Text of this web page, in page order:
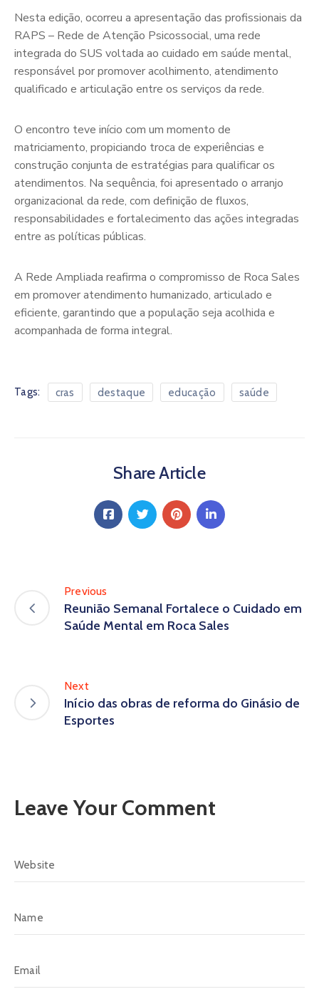
Nesta edição, ocorreu a apresentação das profissionais da
RAPS – Rede de Atenção Psicossocial, uma rede
integrada do SUS voltada ao cuidado em saúde mental,
responsável por promover acolhimento, atendimento
qualificado e articulação entre os serviços da rede.
O encontro teve início com um momento de
matriciamento, propiciando troca de experiências e
construção conjunta de estratégias para qualificar os
atendimentos. Na sequência, foi apresentado o arranjo
organizacional da rede, com definição de fluxos,
responsabilidades e fortalecimento das ações integradas
entre as políticas públicas.
A Rede Ampliada reafirma o compromisso de Roca Sales
em promover atendimento humanizado, articulado e
eficiente, garantindo que a população seja acolhida e
acompanhada de forma integral.
Tags: cras destaque educação saúde
Share Article
Previous
Reunião Semanal Fortalece o Cuidado em
Saúde Mental em Roca Sales
Next
Início das obras de reforma do Ginásio de
Esportes
Leave Your Comment